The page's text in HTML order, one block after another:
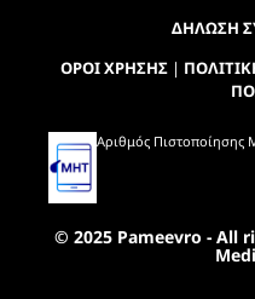
ΔΗΛΩΣΗ
ΟΡΟΙ ΧΡΗΣΗΣ|
Αριθμός Πιστοποίησης
© 2025 Pameevro - All